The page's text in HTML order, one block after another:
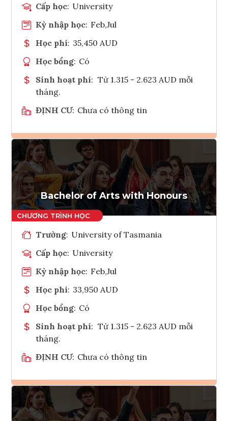
Cấp học: University
Kỳ nhập học: Feb,Jul
Học phí: 35,450 AUD
Học bổng: Có
Sinh hoạt phí: Từ 1.315 - 2.623 AUD mỗi
tháng.
ĐỊNH CƯ: Chưa có thông tin
Ghi danh
Tham vấn Interlink
Bachelor of Arts with Honours
Trường: University of Tasmania
Cấp học: University
Kỳ nhập học: Feb,Jul
Học phí: 33,950 AUD
Học bổng: Có
Sinh hoạt phí: Từ 1.315 - 2.623 AUD mỗi
tháng.
ĐỊNH CƯ: Chưa có thông tin
Ghi danh